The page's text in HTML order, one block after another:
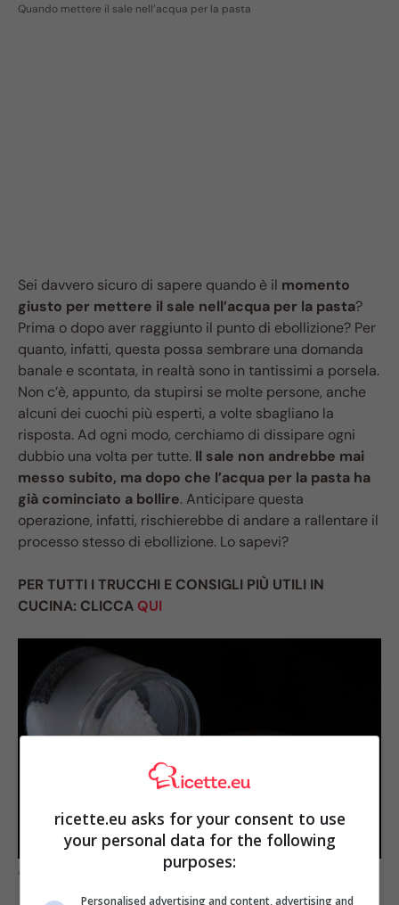
Quando mettere il sale nell’acqua per la pasta
Sei davvero sicuro di sapere quando è il momento
giusto per mettere il sale nell’acqua per la pasta?
Prima o dopo aver raggiunto il punto di ebollizione? Per
quanto, infatti, questa possa sembrare una domanda
banale e scontata, in realtà sono in tantissimi a porsela.
Non c’è, appunto, da stupirsi se molte persone, anche
alcuni dei cuochi più esperti, a volte sbagliano la
risposta. Ad ogni modo, cerchiamo di dissipare ogni
dubbio una volta per tutte. Il sale non andrebbe mai
messo subito, ma dopo che l’acqua per la pasta ha
già cominciato a bollire. Anticipare questa
operazione, infatti, rischierebbe di andare a rallentare il
processo stesso di ebollizione. Lo sapevi?
PER TUTTI I TRUCCHI E CONSIGLI PIÙ UTILI IN
CUCINA: CLICCA QUI
Attenzione a non sbagliare
ricette.eu asks for your consent to use
your personal data for the following
purposes:
Personalised advertising and content, advertising and